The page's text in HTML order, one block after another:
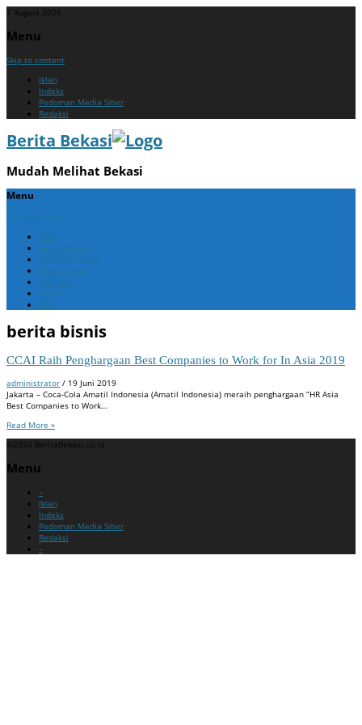
7 August 2026
Menu
Skip to content
Iklan
Indeks
Pedoman Media Siber
Redaksi
Berita Bekasi
Mudah Melihat Bekasi
Menu
Skip to content
Home
Berita Bekasi
Berita Cikarang
Berita Jabar
Nasional
Politik
ADV
berita bisnis
CCAI Raih Penghargaan Best Companies to Work for In Asia 2019
administrator / 19 Juni 2019
Jakarta – Coca-Cola Amatil Indonesia (Amatil Indonesia) meraih penghargaan “HR Asia
Best Companies to Work…
Read More »
©2024 BeritaBekasi.co.id
Menu
–
Iklan
Indeks
Pedoman Media Siber
Redaksi
–